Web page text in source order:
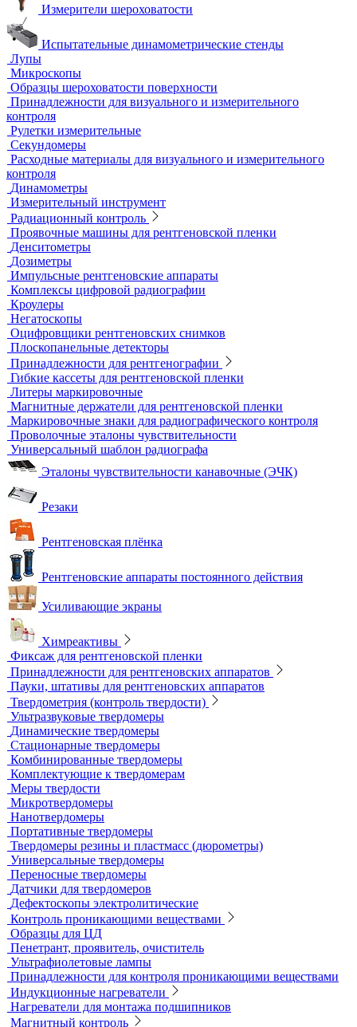
Сканирующие устройства
Соединительные кабели
Ультразвуковой гель
Ультразвуковые расходомеры
Визуальный и измерительный контроль
ВИК
Видеоэндоскопы
Высокоскоростные камеры
Измерители шероховатости
Испытательные динамометрические стенды
Лупы
Микроскопы
Образцы шероховатости поверхности
Принадлежности для визуального и измерительного
контроля
Рулетки измерительные
Секундомеры
Расходные материалы для визуального и измерительного
контроля
Динамометры
Измерительный инструмент
Радиационный контроль
Проявочные машины для рентгеновской пленки
Денситометры
Дозиметры
Импульсные рентгеновские аппараты
Комплексы цифровой радиографии
Кроулеры
Негатоскопы
Оцифровщики рентгеновских снимков
Плоскопанельные детекторы
Принадлежности для рентгенографии
Гибкие кассеты для рентгеновской пленки
Литеры маркировочные
Магнитные держатели для рентгеновской пленки
Маркировочные знаки для радиографического контроля
Проволочные эталоны чувствительности
Универсальный шаблон радиографа
Эталоны чувствительности канавочные (ЭЧК)
Резаки
Рентгеновская плёнка
Рентгеновские аппараты постоянного действия
Усиливающие экраны
Химреактивы
Фиксаж для рентгеновской пленки
Принадлежности для рентгеновских аппаратов
Пауки, штативы для рентгеновских аппаратов
Твердометрия (контроль твердости)
Ультразвуковые твердомеры
Динамические твердомеры
Стационарные твердомеры
Комбинированные твердомеры
Комплектующие к твердомерам
Меры твердости
Микротвердомеры
Нанотвердомеры
Портативные твердомеры
Твердомеры резины и пластмасс (дюрометры)